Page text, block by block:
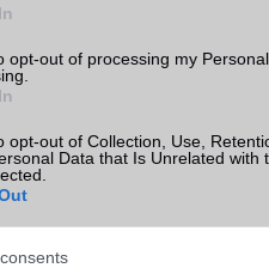
opt-out of processing my
opt-out of Collection, Use,
Data that Is Unrelated with